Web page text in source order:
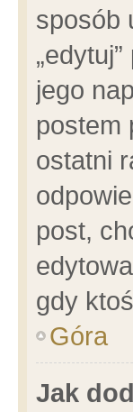
sposób
jego
postem
ostatni
post,
gdy
Góra
Jak